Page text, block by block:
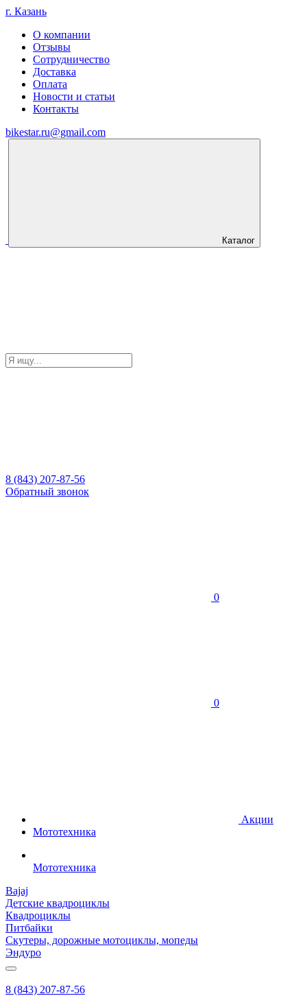
г. Казань
О компании
Отзывы
Сотрудничество
Доставка
Оплата
Новости и статьи
Контакты
bikestar.ru@gmail.com
Каталог
8 (843) 207-87-56
Обратный звонок
0
0
Акции
Мототехника
Мототехника
Bajaj
Детские квадроциклы
Квадроциклы
Питбайки
Скутеры, дорожные мотоциклы, мопеды
Эндуро
8 (843) 207-87-56